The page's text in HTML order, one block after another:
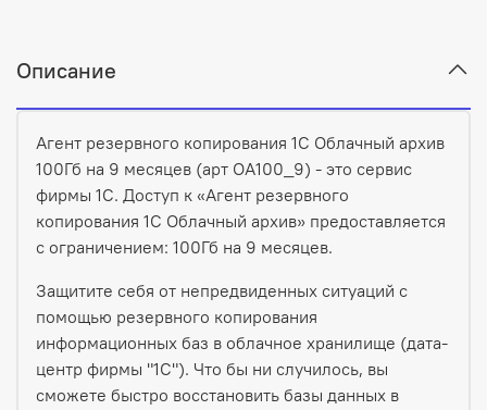
Описание
Агент резервного копирования 1С Облачный архив
100Гб на 9 месяцев (арт ОА100_9) - это сервис
фирмы 1С. Доступ к «Агент резервного
копирования 1С Облачный архив» предоставляется
с ограничением: 100Гб на 9 месяцев.
Защитите себя от непредвиденных ситуаций с
помощью резервного копирования
информационных баз в облачное хранилище (дата-
центр фирмы "1С"). Что бы ни случилось, вы
сможете быстро восстановить базы данных в